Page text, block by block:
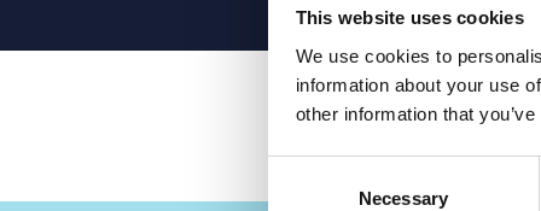
This website uses cookies
We use cookies to
information about your use
other information that
Selection
Necessary